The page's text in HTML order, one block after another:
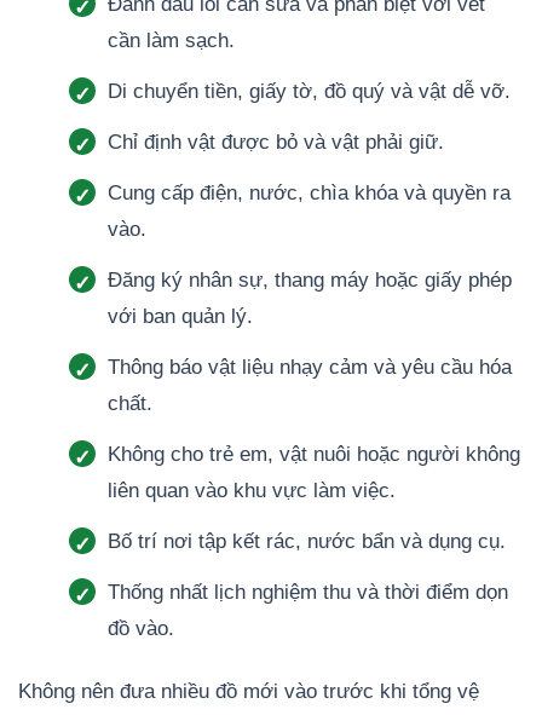
cần làm sạch.
Di chuyển tiền, giấy tờ, đồ quý và vật dễ vỡ.
Chỉ định vật được bỏ và vật phải giữ.
Cung cấp điện, nước, chìa khóa và quyền ra
vào.
Đăng ký nhân sự, thang máy hoặc giấy phép
với ban quản lý.
Thông báo vật liệu nhạy cảm và yêu cầu hóa
chất.
Không cho trẻ em, vật nuôi hoặc người không
liên quan vào khu vực làm việc.
Bố trí nơi tập kết rác, nước bẩn và dụng cụ.
Thống nhất lịch nghiệm thu và thời điểm dọn
đồ vào.
Không nên đưa nhiều đồ mới vào trước khi tổng vệ